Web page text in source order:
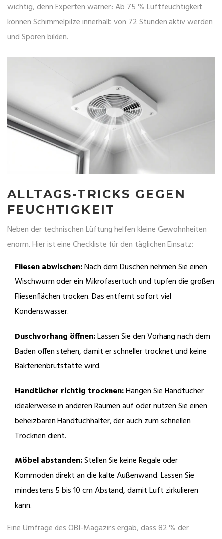
wichtig, denn Experten warnen: Ab 75 % Luftfeuchtigkeit
können Schimmelpilze innerhalb von 72 Stunden aktiv werden
und Sporen bilden.
ALLTAGS-TRICKS GEGEN
FEUCHTIGKEIT
Neben der technischen Lüftung helfen kleine Gewohnheiten
enorm. Hier ist eine Checkliste für den täglichen Einsatz:
Fliesen abwischen:Nach dem Duschen nehmen Sie einen
Wischwurm oder ein Mikrofasertuch und tupfen die großen
Fliesenflächen trocken. Das entfernt sofort viel
Kondenswasser.
Duschvorhang öffnen:Lassen Sie den Vorhang nach dem
Baden offen stehen, damit er schneller trocknet und keine
Bakterienbrutstätte wird.
Handtücher richtig trocknen:Hängen Sie Handtücher
idealerweise in anderen Räumen auf oder nutzen Sie einen
beheizbaren Handtuchhalter, der auch zum schnellen
Trocknen dient.
Möbel abstanden:Stellen Sie keine Regale oder
Kommoden direkt an die kalte Außenwand. Lassen Sie
mindestens 5 bis 10 cm Abstand, damit Luft zirkulieren
kann.
Eine Umfrage des OBI-Magazins ergab, dass 82 % der